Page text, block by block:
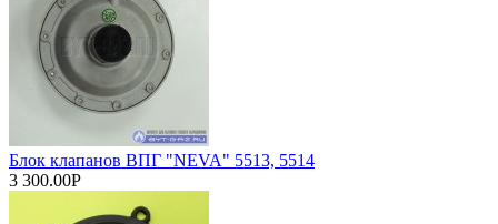
Блок клапанов ВПГ "NEVA" 5513, 5514
3 300.00Р